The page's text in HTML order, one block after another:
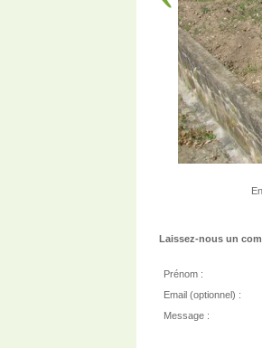
Laissez-nous un
Prénom :
Email (optionnel) :
Message :